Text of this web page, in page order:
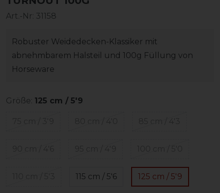
Art.-Nr: 31158
Robuster Weidedecken-Klassiker mit
abnehmbarem Halsteil und 100g Füllung von
Horseware
Größe: 125 cm / 5'9
115 cm / 5'6 125 cm / 5'9